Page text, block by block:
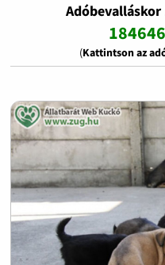
Adóbevalláskor
(Kattintson az